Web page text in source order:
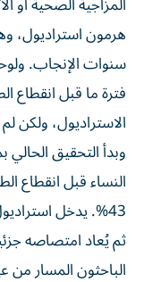
هرمون استراديول،
سنوات الإنجاب.
فترة ما قبل
الاستراديول، ولكن
وبدأ التحقيق
النساء قبل انقطاع
43%. يدخل
ثم يُعاد امتصاصه
الباحثون المسار من